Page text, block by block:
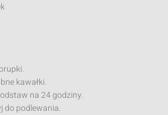
kawałki.
na 24 godziny.
do podlewania.